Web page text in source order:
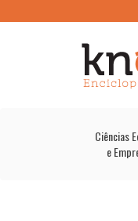
Ciências
e